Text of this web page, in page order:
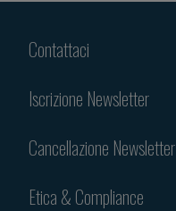
Contattaci
Iscrizione Newsletter
Cancellazione Newsletter
Etica & Compliance